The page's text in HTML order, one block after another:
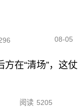
08-05
在“清场”，这仗
阅读 5205